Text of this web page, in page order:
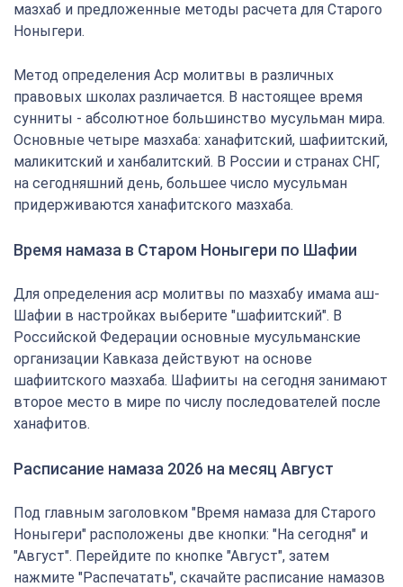
мазхаб и предложенные методы расчета для Старого
Ноныгери.
Метод определения Аср молитвы в различных
правовых школах различается. В настоящее время
сунниты - абсолютное большинство мусульман мира.
Основные четыре мазхаба: ханафитский, шафиитский,
маликитский и ханбалитский. В России и странах СНГ,
на сегодняшний день, большее число мусульман
придерживаются ханафитского мазхаба.
Время намаза в Старом Ноныгери по Шафии
Для определения аср молитвы по мазхабу имама аш-
Шафии в настройках выберите "шафиитский". В
Российской Федерации основные мусульманские
организации Кавказа действуют на основе
шафиитского мазхаба. Шафииты на сегодня занимают
второе место в мире по числу последователей после
ханафитов.
Расписание намаза 2026 на месяц Август
Под главным заголовком "Время намаза для Старого
Ноныгери" расположены две кнопки: "На сегодня" и
"Август". Перейдите по кнопке "Август", затем
нажмите "Распечатать", скачайте расписание намазов